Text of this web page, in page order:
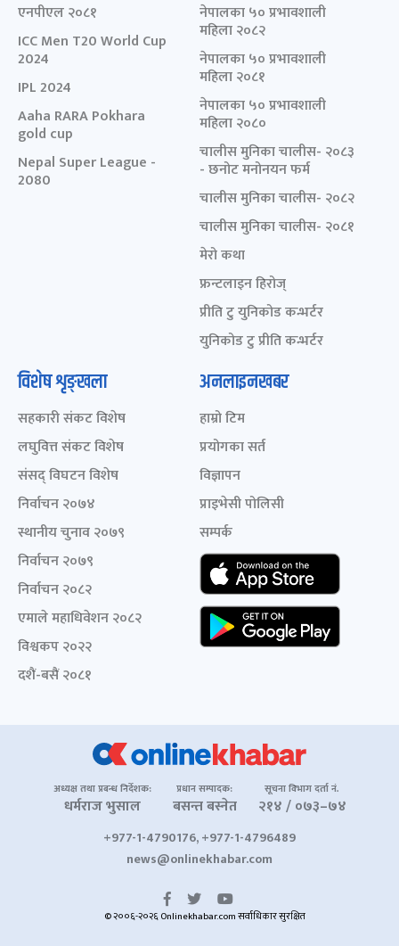
एनपीएल २०८१
ICC Men T20 World Cup
2024
IPL 2024
Aaha RARA Pokhara
gold cup
Nepal Super League -
2080
नेपालका ५० प्रभावशाली
महिला २०८२
नेपालका ५० प्रभावशाली
महिला २०८१
नेपालका ५० प्रभावशाली
महिला २०८०
चालीस मुनिका चालीस- २०८३
- छनोट मनोनयन फर्म
चालीस मुनिका चालीस- २०८२
चालीस मुनिका चालीस- २०८१
मेरो कथा
फ्रन्टलाइन हिरोज्
प्रीति टु युनिकोड कन्भर्टर
युनिकोड टु प्रीति कन्भर्टर
विशेष शृङ्खला
सहकारी संकट विशेष
लघुवित्त संकट विशेष
संसद् विघटन विशेष
निर्वाचन २०७४
स्थानीय चुनाव २०७९
निर्वाचन २०७९
निर्वाचन २०८२
एमाले महाधिवेशन २०८२
विश्वकप २०२२
दशैं-बसैं २०८१
अनलाइनखबर
हाम्रो टिम
प्रयोगका सर्त
विज्ञापन
प्राइभेसी पोलिसी
सम्पर्क
अध्यक्ष तथा प्रबन्ध निर्देशक:
धर्मराज भुसाल
प्रधान सम्पादक:
बसन्त बस्नेत
सूचना विभाग दर्ता नं.
२१४ / ०७३–७४
+977-1-4790176, +977-1-4796489
news@onlinekhabar.com
© २००६-२०२६ Onlinekhabar.com सर्वाधिकार सुरक्षित